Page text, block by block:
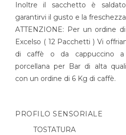
Inoltre il sacchetto è
garantirvi il gusto e la
ATTENZIONE: Per un ordine
Excelso ( 12 Pacchetti ) Vi
di caffè o da cappuccino
porcellana per Bar di alta
con un ordine di 6 Kg di caffè.
PROFILO SENSORIALE
TOSTATURA